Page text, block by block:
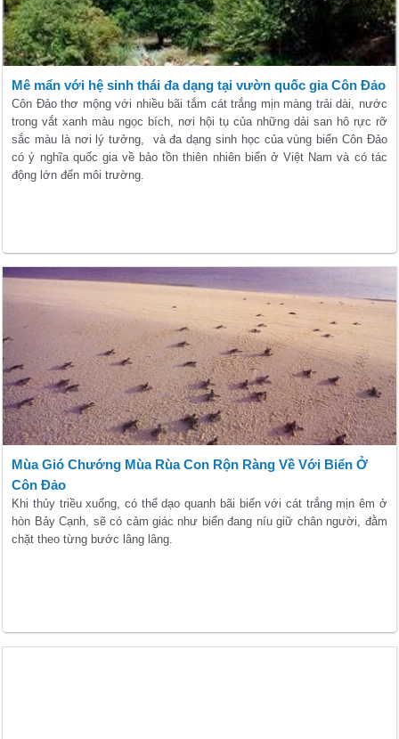
Mê mẩn với hệ sinh thái đa dạng tại vườn quốc gia Côn Đảo
Côn Đảo thơ mộng với nhiều bãi tắm cát trắng mịn màng trải dài, nước
trong vắt xanh màu ngọc bích, nơi hội tụ của những dải san hô rực rỡ
sắc màu là nơi lý tưởng, và đa dạng sinh học của vùng biển Côn Đảo
có ý nghĩa quốc gia về bảo tồn thiên nhiên biển ở Việt Nam và có tác
động lớn đến môi trường.
Mùa Gió Chướng Mùa Rùa Con Rộn Ràng Về Với Biển Ở
Côn Đảo
Khi thủy triều xuống, có thể dạo quanh bãi biển với cát trắng mịn êm ở
hòn Bảy Cạnh, sẽ có cảm giác như biển đang níu giữ chân người, đằm
chặt theo từng bước lâng lâng.